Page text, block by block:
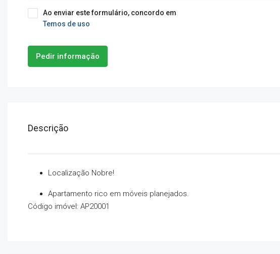
Ao enviar este formulário, concordo em
Temos de uso
Pedir informação
Descrição
Localização Nobre!
Apartamento rico em móveis planejados.
Código imóvel: AP20001